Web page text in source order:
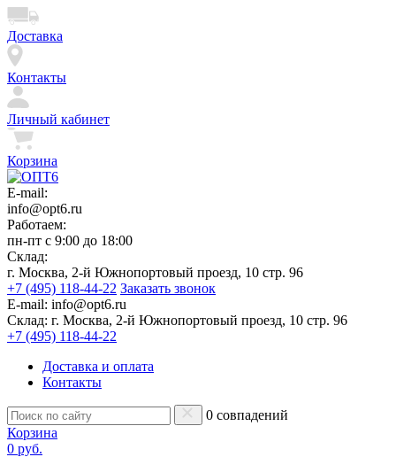
Доставка
Контакты
Личный кабинет
Корзина
E-mail:
info@opt6.ru
Работаем:
пн-пт с 9:00 до 18:00
Склад:
г. Москва, 2-й Южнопортовый проезд, 10 стр. 96
+7 (495) 118-44-22 Заказать звонок
E-mail: info@opt6.ru
Склад: г. Москва, 2-й Южнопортовый проезд, 10 стр. 96
+7 (495) 118-44-22
Доставка и оплата
Контакты
0 совпадений
Корзина
0 руб.